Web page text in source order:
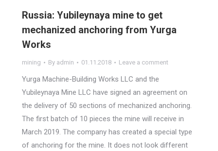
Russia: Yubileynaya mine to get
mechanized anchoring from Yurga
Works
mining By admin 01.11.2018 Leave a comment
Yurga Machine-Building Works LLC and the
Yubileynaya Mine LLC have signed an agreement on
the delivery of 50 sections of mechanized anchoring.
The first batch of 10 pieces the mine will receive in
March 2019. The company has created a special type
of anchoring for the mine. It does not look different